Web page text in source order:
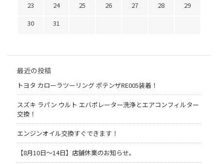
23
24 25 26 27 28
29
30
31
最近の投稿
トヨタ カローラツーリング ポテンザRE005装着！
スズキ ラパン ウルト エバポレーター洗浄とエアコンフィルター
交換！
エンジンオイル交換すぐできます！
【8月10日～14日】店舗休業のお知らせ。